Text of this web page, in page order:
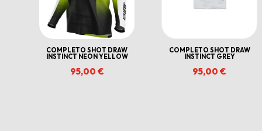
COMPLETO SHOT DRAW
INSTINCT NEON YELLOW
95,00 €
COMPLETO SHOT DRAW
INSTINCT GREY
95,00€